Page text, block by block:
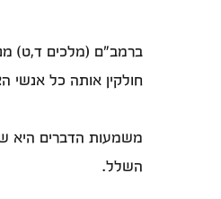
ברמב"ם (מלכים ד,ט)
חולקין אותה כל
משמעות הדברים היא
השלל.